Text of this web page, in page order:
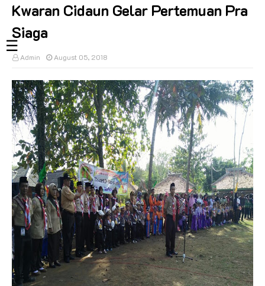
Kwaran Cidaun Gelar Pertemuan Pra
Siaga
Admin August 05, 2018
☰